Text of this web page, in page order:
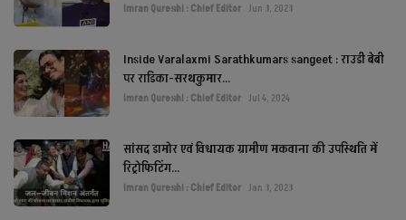
Imran Qureshi : Chief Editor Jun 3, 2023
Inside Varalaxmi Sarathkumars sangeet : राउडी बेबी
पर राडिका-सरथकुमार...
Imran Qureshi : Chief Editor Jul 4, 2024
सांसद डामोर एवं विधायक ग्रामीण मकवाना की उपस्थिति में
रिट्रोफिटिंग...
Imran Qureshi : Chief Editor Jan 3, 2023